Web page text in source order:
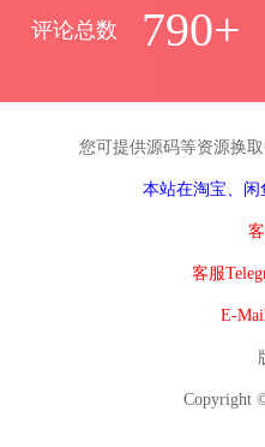
评论总数 790+
您可提供源码等资源换
本站在淘宝、闲
客服
E-
Copyright